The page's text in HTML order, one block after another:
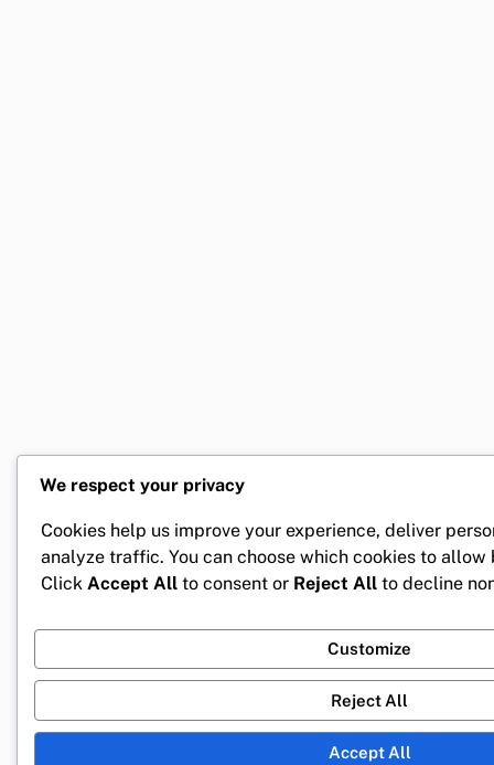
We respect your privacy
Cookies help us improve your experience, deliver
analyze traffic. You can choose which cookies to
Click Accept All to consent or Reject All to decline
Customize
Reject All
Accept All